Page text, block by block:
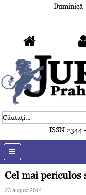
Duminică
ISSN 2344
Cel mai periculos
23 august 2014